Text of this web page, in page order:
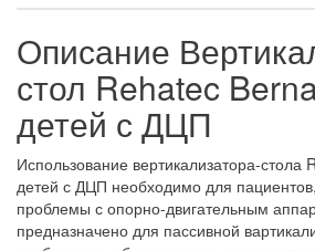
Описание
стол Rehatec
детей с ДЦП
Использование вертикализатора-стола
детей с ДЦП необходимо для
проблемы с опорно-двигательным
предназначено для пассивной